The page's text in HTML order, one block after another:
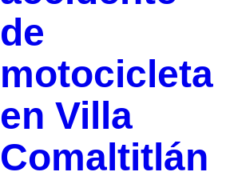
de
motocicleta
en Villa
Comaltitlán